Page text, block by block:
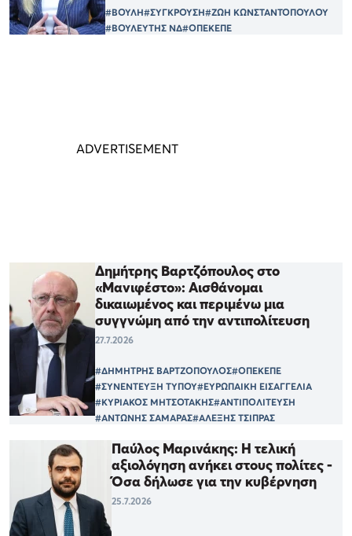
#ΒΟΥΛΗ#ΣΥΓΚΡΟΥΣΗ#ΖΩΗ ΚΩΝΣΤΑΝΤΟΠΟΥΛΟΥ
#ΒΟΥΛΕΥΤΗΣ ΝΔ#ΟΠΕΚΕΠΕ
Δημήτρης Βαρτζόπουλος στο
«Μανιφέστο»: Αισθάνομαι
δικαιωμένος και περιμένω μια
συγγνώμη από την αντιπολίτευση
27.7.2026
#ΔΗΜΗΤΡΗΣ ΒΑΡΤΖΟΠΟΥΛΟΣ#ΟΠΕΚΕΠΕ
#ΣΥΝΕΝΤΕΥΞΗ ΤΥΠΟΥ#ΕΥΡΩΠΑΙΚΗ ΕΙΣΑΓΓΕΛΙΑ
#ΚΥΡΙΑΚΟΣ ΜΗΤΣΟΤΑΚΗΣ#ΑΝΤΙΠΟΛΙΤΕΥΣΗ
#ΑΝΤΩΝΗΣ ΣΑΜΑΡΑΣ#ΑΛΕΞΗΣ ΤΣΙΠΡΑΣ
Παύλος Μαρινάκης: Η τελική
αξιολόγηση ανήκει στους πολίτες -
Όσα δήλωσε για την κυβέρνηση
25.7.2026